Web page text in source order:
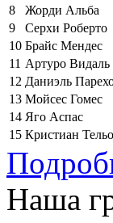
8
Жорди Альба
9
Серхи Роберто
10 Брайс Мендес
11 Артуро Видаль
12 Даниэль
13 Мойсес Гомес
14 Яго Аспас
15 Кристиан Тельо
Наша